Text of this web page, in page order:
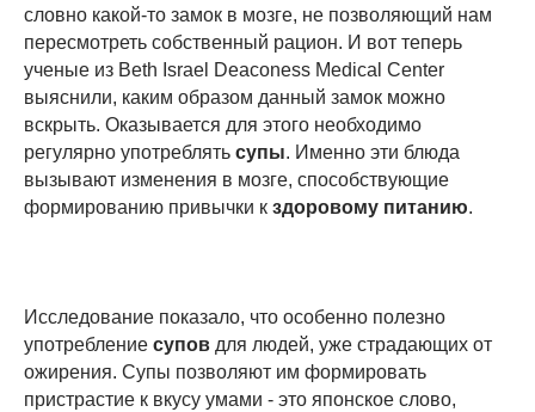
словно какой-то замок в мозге, не позволяющий нам
пересмотреть собственный рацион. И вот теперь
ученые из Beth Israel Deaconess Medical Center
выяснили, каким образом данный замок можно
вскрыть. Оказывается для этого необходимо
регулярно употреблять супы. Именно эти блюда
вызывают изменения в мозге, способствующие
формированию привычки к здоровому питанию.
Исследование показало, что особенно полезно
употребление супов для людей, уже страдающих от
ожирения. Супы позволяют им формировать
пристрастие к вкусу умами - это японское слово,